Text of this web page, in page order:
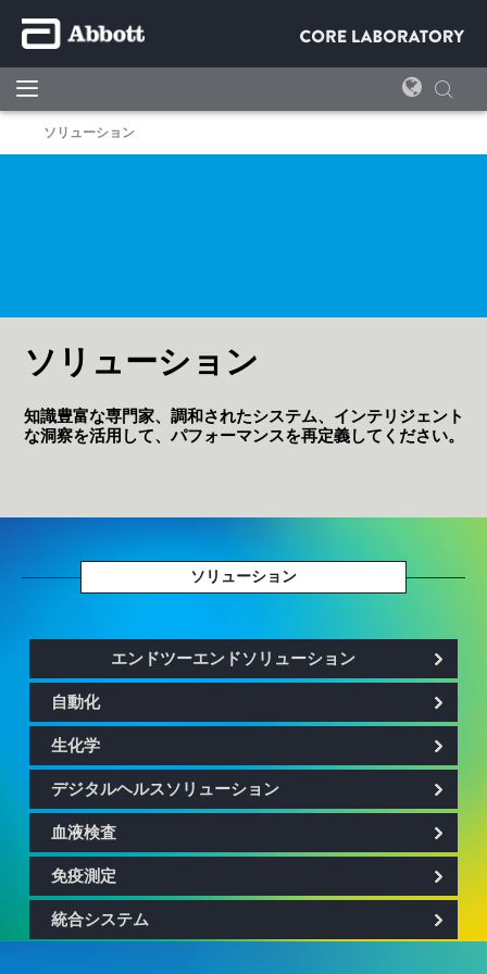
ソリューション
ソリューション
知識豊富な専門家、調和されたシステム、インテリジェント
な洞察を活用して、パフォーマンスを再定義してください。
ソリューション
エンドツーエンドソリューション
自動化
生化学
デジタルヘルスソリューション
血液検査
免疫測定
統合システム